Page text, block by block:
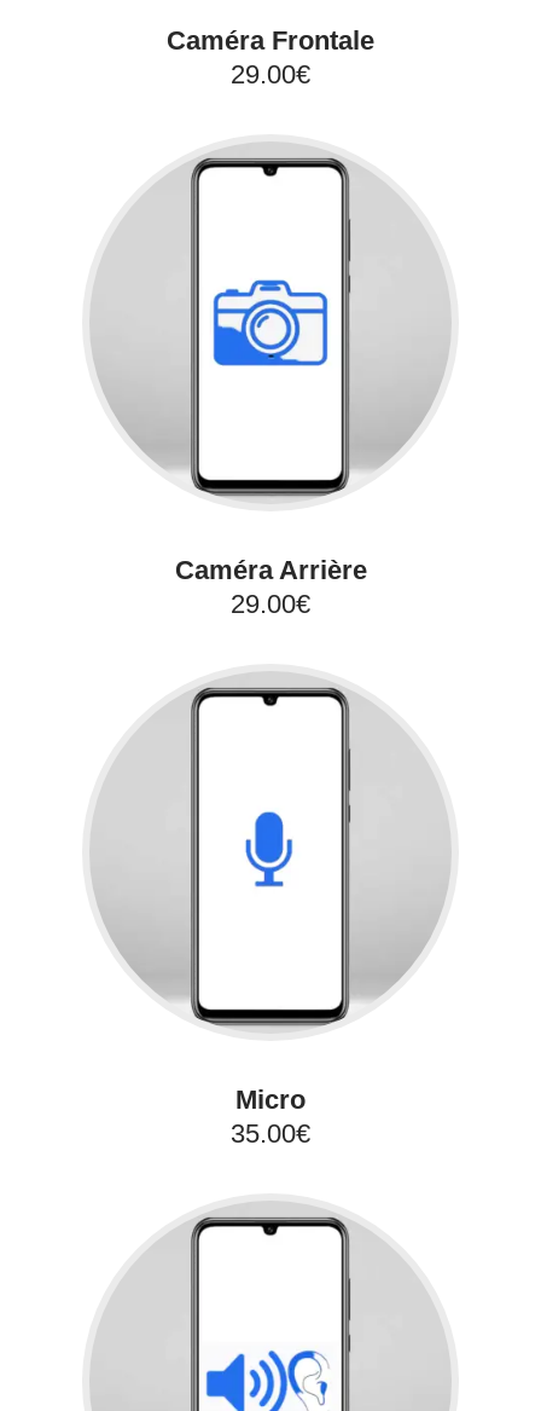
Caméra Frontale
29.00€
Caméra Arrière
29.00€
Micro
35.00€